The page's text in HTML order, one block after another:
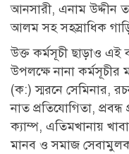
আনসারী, এনাম উদ্দীন
আলম সহ সহস্রাধিক
উক্ত কর্মসূচী ছাড়াও
উপলক্ষে নানা কর্মসূচীর
(ক:) স্মরনে সেমিনার,
নাত প্রতিযোগিতা, প্রবন্ধ
ক্যাম্প, এতিমখানায়
মানব ও সমাজ সেবামুলক